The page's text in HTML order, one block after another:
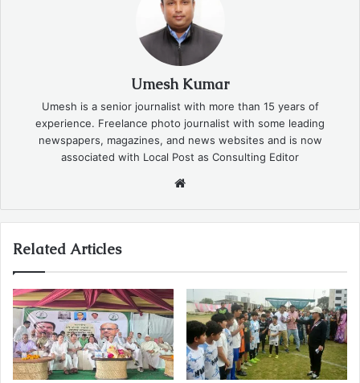
Umesh Kumar
Umesh is a senior journalist with more than 15 years of
experience. Freelance photo journalist with some leading
newspapers, magazines, and news websites and is now
associated with Local Post as Consulting Editor
Related Articles